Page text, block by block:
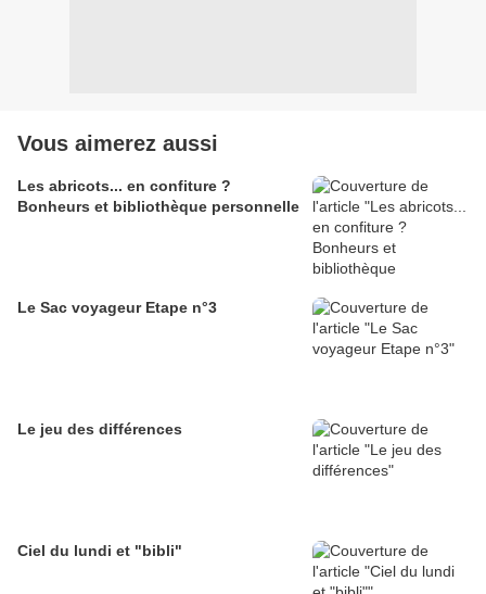
Vous aimerez aussi
Les abricots... en confiture ?
Bonheurs et bibliothèque personnelle
Le Sac voyageur Etape n°3
Le jeu des différences
Ciel du lundi et "bibli"